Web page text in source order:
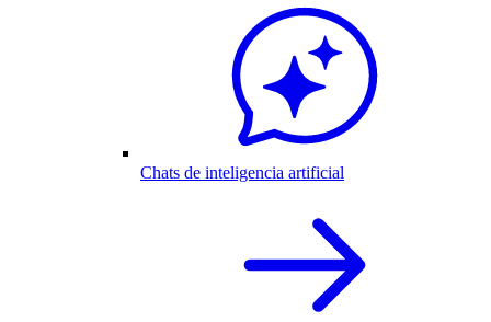
Chats de inteligencia artificial